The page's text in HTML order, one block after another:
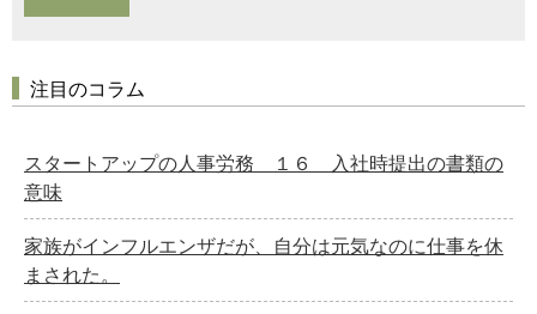
注目のコラム
スタートアップの人事労務 １６ 入社時提出の書類の
意味
家族がインフルエンザだが、自分は元気なのに仕事を休
まされた。